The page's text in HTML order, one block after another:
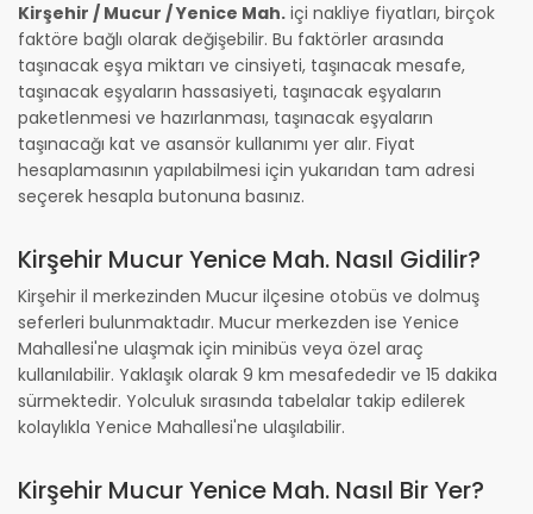
Kirşehir / Mucur / Yenice Mah. içi nakliye fiyatları, birçok
faktöre bağlı olarak değişebilir. Bu faktörler arasında
taşınacak eşya miktarı ve cinsiyeti, taşınacak mesafe,
taşınacak eşyaların hassasiyeti, taşınacak eşyaların
paketlenmesi ve hazırlanması, taşınacak eşyaların
taşınacağı kat ve asansör kullanımı yer alır. Fiyat
hesaplamasının yapılabilmesi için yukarıdan tam adresi
seçerek hesapla butonuna basınız.
Kirşehir Mucur Yenice Mah. Nasıl Gidilir?
Kirşehir il merkezinden Mucur ilçesine otobüs ve dolmuş
seferleri bulunmaktadır. Mucur merkezden ise Yenice
Mahallesi'ne ulaşmak için minibüs veya özel araç
kullanılabilir. Yaklaşık olarak 9 km mesafededir ve 15 dakika
sürmektedir. Yolculuk sırasında tabelalar takip edilerek
kolaylıkla Yenice Mahallesi'ne ulaşılabilir.
Kirşehir Mucur Yenice Mah. Nasıl Bir Yer?